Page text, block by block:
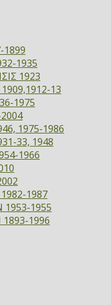
1935
1923
13
1975
1975-1986
33, 1948
1966
1987
1955
1996